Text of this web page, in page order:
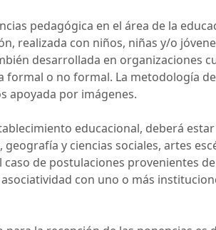
pedagógica en el área de la
realizada con niños, niñas y/o
desarrollada en organizaciones
formal o no formal. La metodología
apoyada por imágenes.
educacional, deberá
y ciencias sociales, artes
de postulaciones provenientes
con uno o más